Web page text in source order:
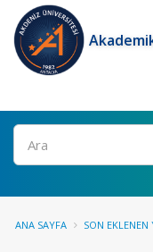
Ara
ANA SAYFA SON EKLENEN